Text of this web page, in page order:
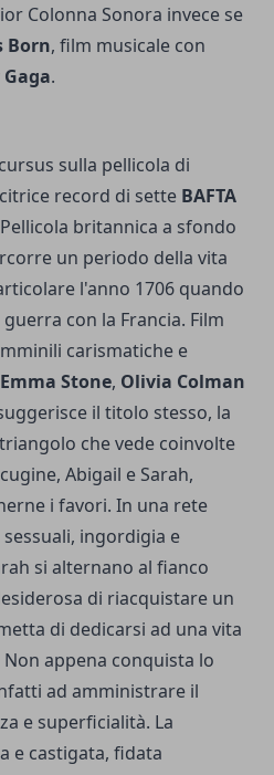
Colonna Sonora invece se
Born, film musicale con
.
sulla pellicola di
record di sette BAFTA
britannica a sfondo
un periodo della vita
l'anno 1706 quando
con la Francia. Film
carismatiche e
Emma Stone, Olivia Colman
il titolo stesso, la
che vede coinvolte
Abigail e Sarah,
i favori. In una rete
ingordigia e
si alternano al fianco
di riacquistare un
di dedicarsi ad una vita
appena conquista lo
ad amministrare il
e superficialità. La
e castigata, fidata